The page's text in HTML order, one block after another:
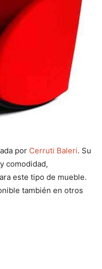
por Cerruti Baleri. Su
comodidad,
este tipo de mueble.
también en otros